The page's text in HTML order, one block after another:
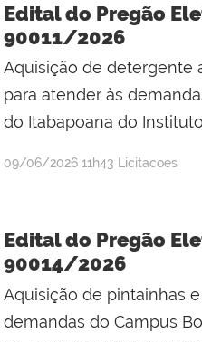
Mineiro
Edital do Pregão
90011/2026
Aquisição de detergente
para atender às
do Itabapoana do
por
Mineiro
publicado
09/06/2026 11h43 Licitacoes
Edital do Pregão
90014/2026
Aquisição de pintainhas
demandas do Campus